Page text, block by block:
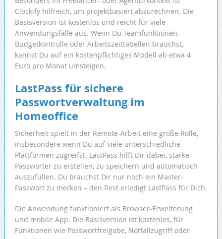
Clockify hilfreich, um projektbasiert abzurechnen. Die
Basisversion ist kostenlos und reicht für viele
Anwendungsfälle aus. Wenn Du Teamfunktionen,
Budgetkontrolle oder Arbeitszeittabellen brauchst,
kannst Du auf ein kostenpflichtiges Modell ab etwa 4
Euro pro Monat umsteigen.
LastPass für sichere
Passwortverwaltung im
Homeoffice
Sicherheit spielt in der Remote-Arbeit eine große Rolle,
insbesondere wenn Du auf viele unterschiedliche
Plattformen zugreifst. LastPass hilft Dir dabei, starke
Passwörter zu erstellen, zu speichern und automatisch
auszufüllen. Du brauchst Dir nur noch ein Master-
Passwort zu merken – den Rest erledigt LastPass für Dich.
Die Anwendung funktioniert als Browser-Erweiterung
und mobile App. Die Basisversion ist kostenlos, für
Funktionen wie Passwortfreigabe, Notfallzugriff oder